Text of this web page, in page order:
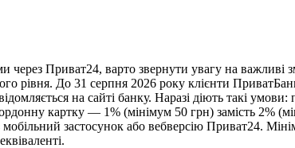
Приват24, варто звернути увагу на важливі
рівня. До 31 серпня 2026 року клієнти
на сайті банку. Наразі діють такі
картку — 1% (мінімум 50 грн) замість 2%
застосунок або вебверсію Приват24.